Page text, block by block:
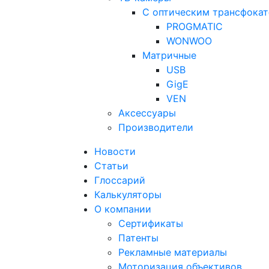
С оптическим
PROGMATIC
WONWOO
Матричные
USB
GigE
VEN
Аксессуары
Производители
Новости
Статьи
Глоссарий
Калькуляторы
О компании
Сертификаты
Патенты
Рекламные материалы
Моторизация объективов